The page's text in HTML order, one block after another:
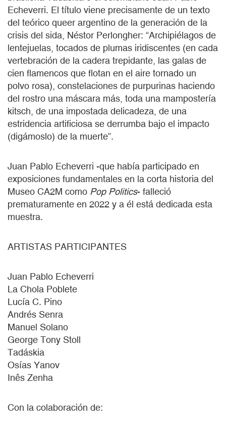
Echeverri. El título viene precisamente de un texto
del teórico queer argentino de la generación de la
crisis del sida, Néstor Perlongher: “Archipiélagos de
lentejuelas, tocados de plumas iridiscentes (en cada
vertebración de la cadera trepidante, las galas de
cien flamencos que flotan en el aire tornado un
polvo rosa), constelaciones de purpurinas haciendo
del rostro una máscara más, toda una mampostería
kitsch, de una impostada delicadeza, de una
estridencia artificiosa se derrumba bajo el impacto
(digámoslo) de la muerte”.
Juan Pablo Echeverri -que había participado en
exposiciones fundamentales en la corta historia del
Museo CA2M como Pop Politics- falleció
prematuramente en 2022 y a él está dedicada esta
muestra.
ARTISTAS PARTICIPANTES
Juan Pablo Echeverri
La Chola Poblete
Lucía C. Pino
Andrés Senra
Manuel Solano
George Tony Stoll
Tadáskia
Osías Yanov
Inês Zenha
Con la colaboración de: